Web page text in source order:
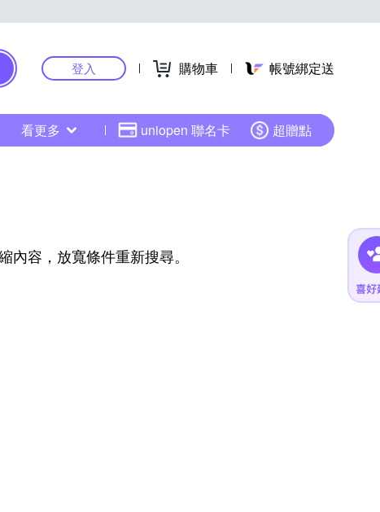
登入 購物車 帳號綁定送
看更多 uniopen 聯名卡 超贈點
容，放寬條件重新搜尋。